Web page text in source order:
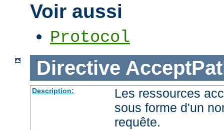
Voir aussi
Protocol
Directive
Description:
Les ressources
sous forme d'un
requête.